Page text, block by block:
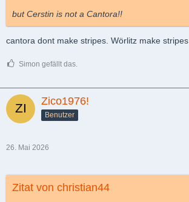
but Cerstin is not a Cantora!!
cantora dont make stripes. Wörlitz make stripes
Simon gefällt das.
Zico1976!
Benutzer
26. Mai 2026
Zitat von christian44